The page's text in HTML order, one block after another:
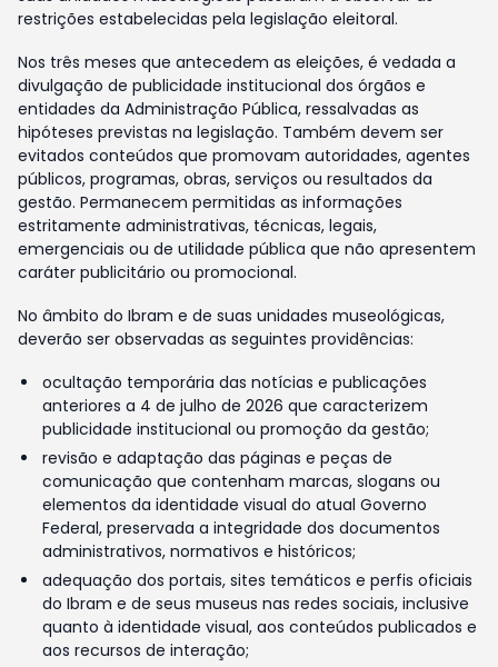
restrições estabelecidas pela legislação eleitoral.
Nos três meses que antecedem as eleições, é vedada a
divulgação de publicidade institucional dos órgãos e
entidades da Administração Pública, ressalvadas as
hipóteses previstas na legislação. Também devem ser
evitados conteúdos que promovam autoridades, agentes
públicos, programas, obras, serviços ou resultados da
gestão. Permanecem permitidas as informações
estritamente administrativas, técnicas, legais,
emergenciais ou de utilidade pública que não apresentem
caráter publicitário ou promocional.
No âmbito do Ibram e de suas unidades museológicas,
deverão ser observadas as seguintes providências:
ocultação temporária das notícias e publicações
anteriores a 4 de julho de 2026 que caracterizem
publicidade institucional ou promoção da gestão;
revisão e adaptação das páginas e peças de
comunicação que contenham marcas, slogans ou
elementos da identidade visual do atual Governo
Federal, preservada a integridade dos documentos
administrativos, normativos e históricos;
adequação dos portais, sites temáticos e perfis oficiais
do Ibram e de seus museus nas redes sociais, inclusive
quanto à identidade visual, aos conteúdos publicados e
aos recursos de interação;